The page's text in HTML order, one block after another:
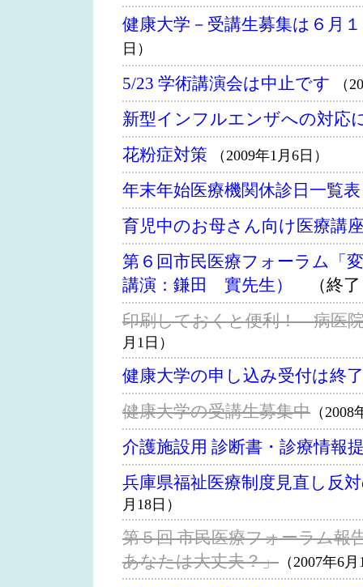
健康大学－受講生募集は６月
日）
5/23 学術講演会は中止です （
新型インフルエンザへの対応
花粉症対策
（2009年1月6日）
年末年始医療機関休診日一覧表
育児中のお母さん向け医療講
第６回市民医療フォーラム「
講演：鎌田 實先生）
（終
印刷しておくと便利！ 病医
月1日）
健康大学の申し込み受付は終
健康大学の受講生募集中 （
介護施設用 診断書・診療情報
兵庫県福祉医療制度見直し反
月18日）
第５回 市民医療フォーラム報
あなたは大丈夫？」 （2007年6